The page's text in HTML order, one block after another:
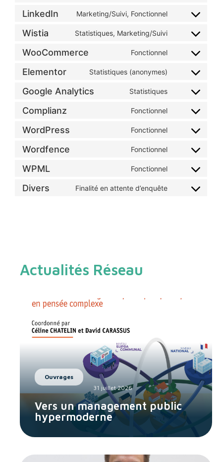
LinkedIn Marketing/Suivi, Fonctionnel
Wistia Statistiques, Marketing/Suivi
WooCommerce Fonctionnel
Elementor Statistiques (anonymes)
Google Analytics Statistiques
Complianz Fonctionnel
WordPress Fonctionnel
Wordfence Fonctionnel
WPML Fonctionnel
Divers Finalité en attente d’enquête
Actualités Réseau
Ouvrages
31 juillet 2026
Vers un management public
hypermoderne